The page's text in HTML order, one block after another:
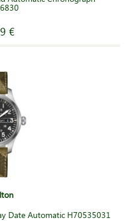
€
Date Automatic H70535031